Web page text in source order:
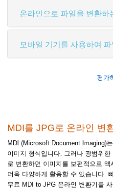
온라인으로 파일을 변환하
모바일 기기를 사용하여
평가
MDI를 JPG로 온라인 변
MDI (Microsoft Document Imaging)
이미지 형식입니다. 그러나 광범위
로 변환하면 이미지를 보편적으로
더욱 다양하게 활용할 수 있습니다.
무료 MDI to JPG 온라인 변환기를